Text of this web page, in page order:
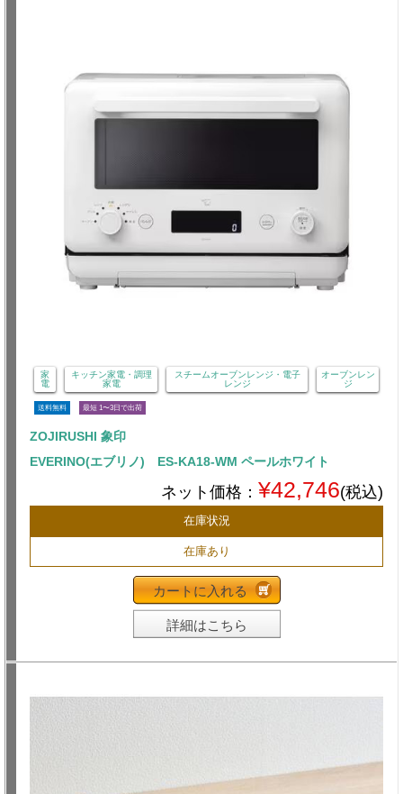
家
電
キッチン家電・調理
家電
スチームオーブンレンジ・電子
レンジ
オーブンレン
ジ
送料無料 最短 1〜3日で出荷
ZOJIRUSHI 象印
EVERINO(エブリノ) ES-KA18-WM ペールホワイト
ネット価格： ¥42,746(税込)
在庫状況
在庫あり
カートに入れる
詳細はこちら